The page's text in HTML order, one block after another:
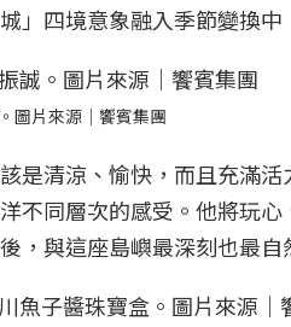
」四境意象融入季節變換
圖片來源｜饗賓集團
該是清涼、愉快，而且充滿
不同層次的感受。他將玩
，與這座島嶼最深刻也最